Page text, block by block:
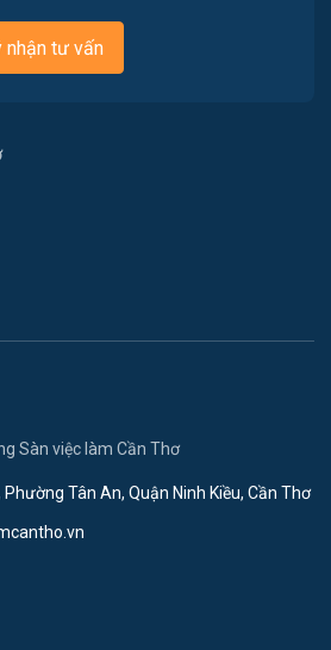
nhận tư vấn
Sàn việc làm Cần Thơ
Tân An, Quận Ninh Kiều, Cần Thơ